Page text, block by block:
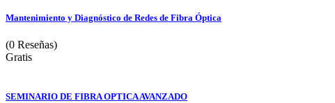
Mantenimiento y Diagnóstico de Redes de Fibra Óptica
(0 Reseñas)
Gratis
SEMINARIO DE FIBRA OPTICA AVANZADO